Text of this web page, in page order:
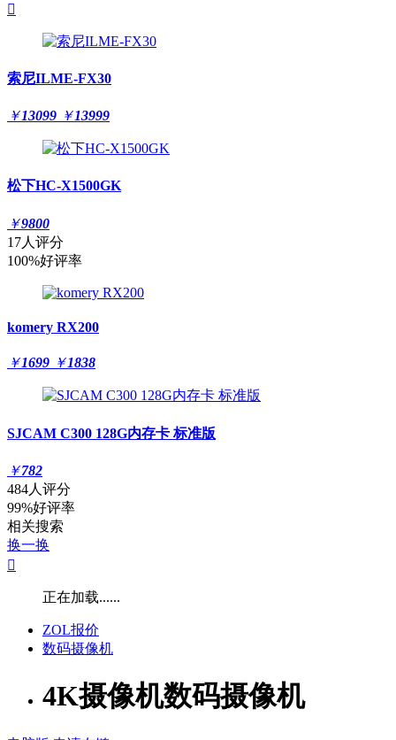

索尼ILME-FX30
￥13099 ￥13999
松下HC-X1500GK
￥9800
17人评分
100%好评率
komery RX200
￥1699 ￥1838
SJCAM C300 128G内存卡 标准版
￥782
484人评分
99%好评率
相关搜索
换一换

正在加载......
ZOL报价
数码摄像机
4K摄像机数码摄像机